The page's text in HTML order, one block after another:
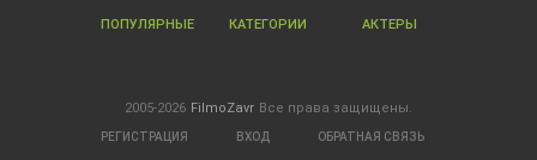
ПОПУЛЯРНЫЕ КАТЕГОРИИ АКТЕРЫ
2005-2026 FilmoZavr Все права защищены.
РЕГИСТРАЦИЯ ВХОД ОБРАТНАЯ СВЯЗЬ